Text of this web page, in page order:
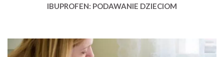
IBUPROFEN: PODAWANIE DZIECIOM